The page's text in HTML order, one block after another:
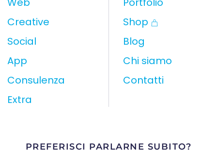
Creative
Social
App
Consulenza
Extra
Shop
Blog
Chi siamo
Contatti
PREFERISCI PARLARNE SUBITO?